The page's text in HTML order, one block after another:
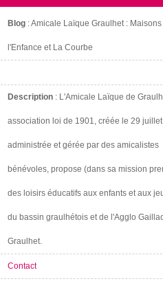
Blog : Amicale Laïque Graulhet : Maisons
l'Enfance et La Courbe
Description : L'Amicale Laïque de
association loi de 1901, créée le 29
administrée et gérée par des amicalistes
bénévoles, propose (dans sa mission
des loisirs éducatifs aux enfants et aux
du bassin graulhétois et de l'Agglo
Graulhet.
Contact